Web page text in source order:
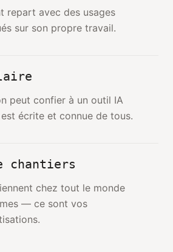
repart avec des usages
sur son propre travail.
peut confier à un outil IA
écrite et connue de tous.
chantiers
chez tout le monde
— ce sont vos